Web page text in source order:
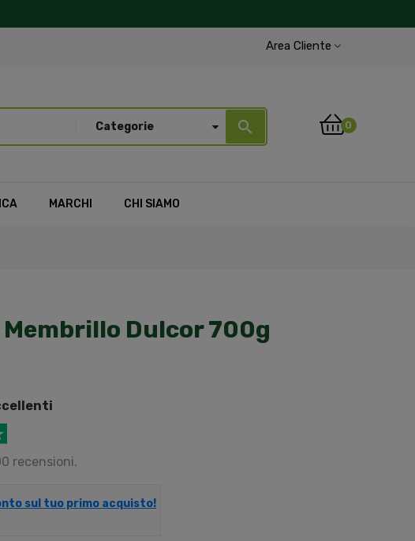
Area Cliente
Categorie search 0
MARCHI CHI SIAMO
Membrillo Dulcor 700g
recensioni.
sul tuo primo acquisto!